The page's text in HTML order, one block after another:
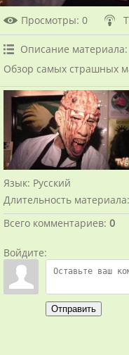
Просмотры: 0
Описание материала:
Обзор самых страшных
Язык: Русский
Длительность материала
Всего комментариев: 0
Войдите:
Отправить